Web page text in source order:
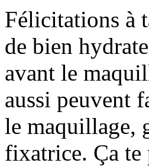
Félicitations à
de bien
avant le
aussi peuvent
le maquillage,
fixatrice. Ça